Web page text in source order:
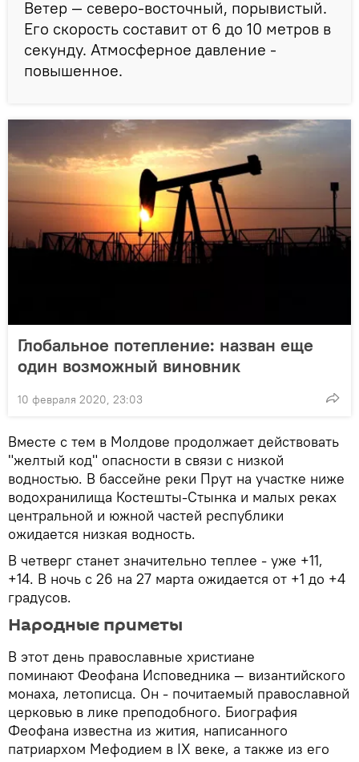
Ветер — северо-восточный, порывистый.
Его скорость составит от 6 до 10 метров в
секунду. Атмосферное давление -
повышенное.
Глобальное потепление: назван еще
один возможный виновник
10 февраля 2020, 23:03
Вместе с тем в Молдове продолжает действовать
"желтый код" опасности в связи с низкой
водностью. В бассейне реки Прут на участке ниже
водохранилища Костешты-Стынка и малых реках
центральной и южной частей республики
ожидается низкая водность.
В четверг станет значительно теплее - уже +11,
+14. В ночь с 26 на 27 марта ожидается от +1 до +4
градусов.
Народные приметы
В этот день православные христиане
поминают Феофана Исповедника — византийского
монаха, летописца. Он - почитаемый православной
церковью в лике преподобного. Биография
Феофана известна из жития, написанного
патриархом Мефодием в IX веке, а также из его